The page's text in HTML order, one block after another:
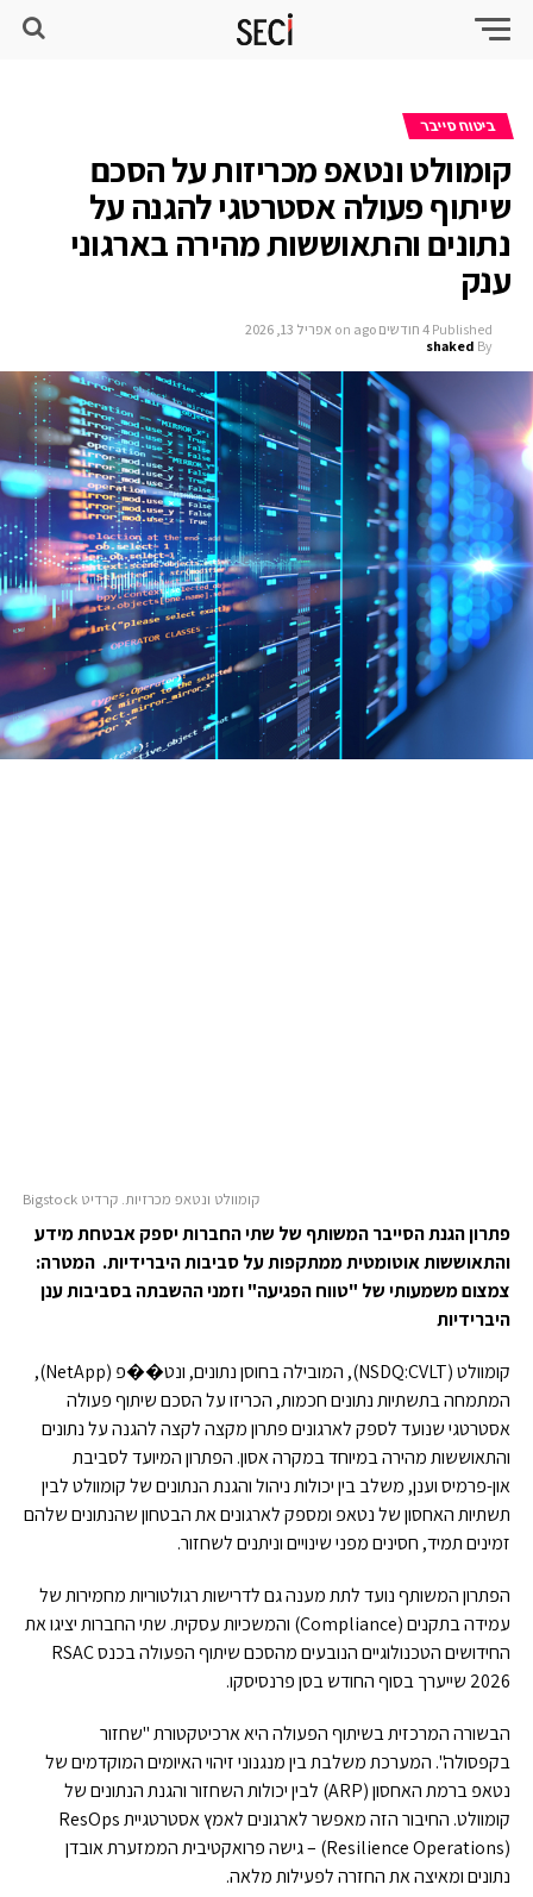
ביטוח סייבר
קומוולט ונטאפ מכריזות על הסכם
שיתוף פעולה אסטרטגי להגנה על
נתונים והתאוששות מהירה בארגוני
ענק
Published 4 חודשים ago on אפריל 13, 2026
By
shaked
קומוולט ונטאפ מכרזיות. קרדיט Bigstock
פתרון הגנת הסייבר המשותף של שתי החברות יספק אבטחת מידע
והתאוששות אוטומטית ממתקפות על סביבות היברידיות. המטרה:
צמצום משמעותי של "טווח הפגיעה" וזמני ההשבתה בסביבות ענן
היברידיות
קומוולט (NSDQ:CVLT), המובילה בחוסן נתונים, ונט��פ (NetApp),
המתמחה בתשתיות נתונים חכמות, הכריזו על הסכם שיתוף פעולה
אסטרטגי שנועד לספק לארגונים פתרון מקצה לקצה להגנה על נתונים
והתאוששות מהירה במיוחד במקרה אסון. הפתרון המיועד לסביבת
און-פרמיס וענן, משלב בין יכולות ניהול והגנת הנתונים של קומוולט לבין
תשתיות האחסון של נטאפ ומספק לארגונים את הבטחון שהנתונים שלהם
זמינים תמיד, חסינים מפני שינויים וניתנים לשחזור.
הפתרון המשותף נועד לתת מענה גם לדרישות רגולטוריות מחמירות של
עמידה בתקנים (Compliance) והמשכיות עסקית. שתי החברות יציגו את
החידושים הטכנולוגיים הנובעים מהסכם שיתוף הפעולה בכנס RSAC
2026 שייערך בסוף החודש בסן פרנסיסקו.
הבשורה המרכזית בשיתוף הפעולה היא ארכיטקטורת "שחזור
בקפסולה". המערכת משלבת בין מנגנוני זיהוי האיומים המוקדמים של
נטאפ ברמת האחסון (ARP) לבין יכולות השחזור והגנת הנתונים של
קומוולט. החיבור הזה מאפשר לארגונים לאמץ אסטרטגיית ResOps
(Resilience Operations) – גישה פרואקטיבית הממזערת אובדן
נתונים ומאיצה את החזרה לפעילות מלאה.